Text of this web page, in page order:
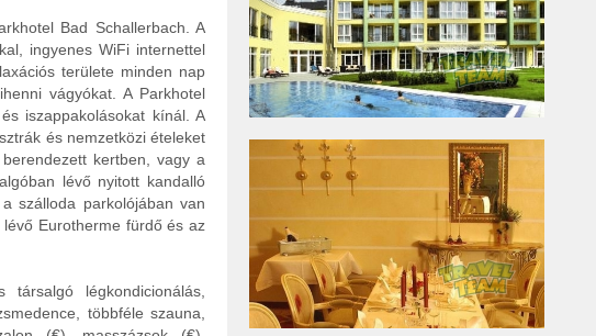
Bad Schallerbach. A
ingyenes WiFi internettel
területe minden nap
vágyókat. A Parkhotel
iszappakolásokat kínál. A
és nemzetközi ételeket
kertben, vagy a
lévő nyitott kandalló
szálloda parkolójában van
Eurotherme fürdő és az
légkondicionálás,
többféle szauna,